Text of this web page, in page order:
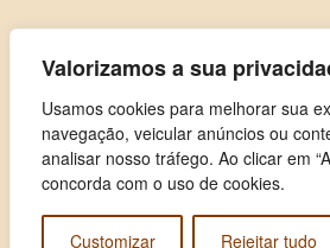
Valorizamos a sua
Usamos cookies para melhorar sua
navegação, veicular anúncios ou
analisar nosso tráfego. Ao clicar em
concorda com o uso de cookies.
Customizar Rejeitar tudo